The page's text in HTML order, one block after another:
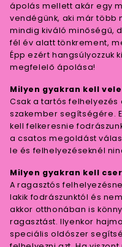
ápolás mellett akár egy
vendégünk, aki már több
mindig kiváló minőségű,
fél év alatt tönkrement,
Épp ezért hangsúlyozzuk
megfelelő ápolása!
Milyen gyakran kell
Csak a tartós felhelyezés
szakember segítségére.
kell felkeresnie
a csatos megoldást
le és felhelyezéseknél
Milyen gyakran kell
A ragasztós
lakik fodrászunktól és
akkor otthonában is
ragasztást. Ilyenkor
speciális oldószer